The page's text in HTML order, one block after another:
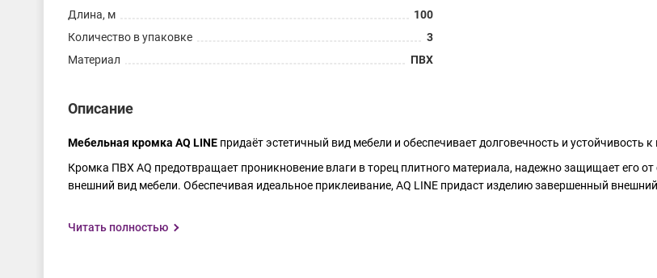
Длина, м
100
Количество в упаковке
3
Материал
ПВХ
Описание
Мебельная кромка AQ LINE придаёт эстетичный вид мебели и обеспечивает долговечность и устойчивость
Кромка ПВХ AQ предотвращает проникновение влаги в торец плитного материала, надежно защищает его
внешний вид мебели. Обеспечивая идеальное приклеивание, AQ LINE придаст изделию завершенный
Благодаря широкой палитре декоров, кромка AQ LINE идеально сочетается с плитами ведущих
Читать полностью